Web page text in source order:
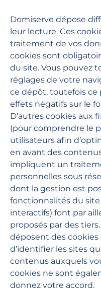
Les
Domiserve
Qui sommes-
Nos actualités
Demander un
Besoin d'aide ?
Domiserve dépose
leur lecture. Ces
traitement de vos
cookies sont
du site. Vous pouvez
réglages de votre
ce dépôt, toutefois ce
effets négatifs sur le
D’autres cookies aux
(pour comprendre le
utilisateurs afin
en avant des
impliquent un
personnelles sous
dont la gestion est
fonctionnalités du
interactifs) font par
proposés par des
déposent des
d’identifier les sites
contenus auxquels
cookies ne sont
donnez votre accord.